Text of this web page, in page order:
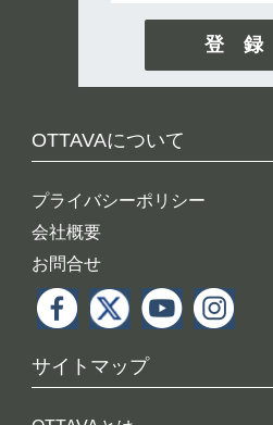
OTTAVAについて
プライバシーポリシー
会社概要
お問合せ
サイトマップ
登 録